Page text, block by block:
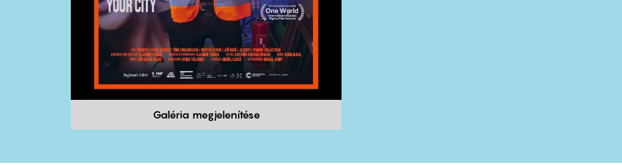
Galéria megjelenítése